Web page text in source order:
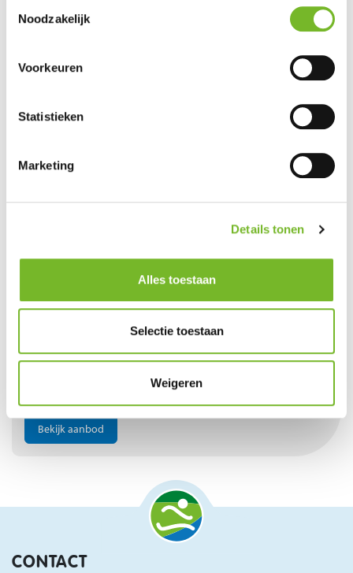
Noodzakelijk
Voorkeuren
Statistieken
Marketing
Details tonen
Alles toestaan
Selectie toestaan
Weigeren
Watergymnastiek
Kom lekker bij ons gymnastieken in het water!
Bekijk aanbod
CONTACT